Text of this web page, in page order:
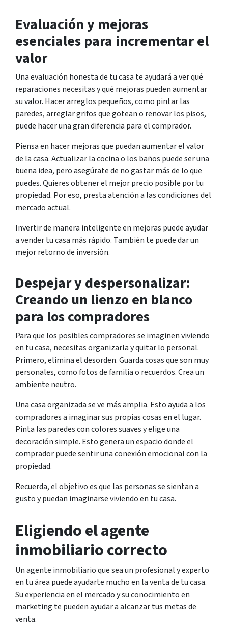
Evaluación y mejoras
esenciales para incrementar el
valor
Una evaluación honesta de tu casa te ayudará a ver qué
reparaciones necesitas y qué mejoras pueden aumentar
su valor. Hacer arreglos pequeños, como pintar las
paredes, arreglar grifos que gotean o renovar los pisos,
puede hacer una gran diferencia para el comprador.
Piensa en hacer mejoras que puedan aumentar el valor
de la casa. Actualizar la cocina o los baños puede ser una
buena idea, pero asegúrate de no gastar más de lo que
puedes. Quieres obtener el mejor precio posible por tu
propiedad. Por eso, presta atención a las condiciones del
mercado actual.
Invertir de manera inteligente en mejoras puede ayudar
a vender tu casa más rápido. También te puede dar un
mejor retorno de inversión.
Despejar y despersonalizar:
Creando un lienzo en blanco
para los compradores
Para que los posibles compradores se imaginen viviendo
en tu casa, necesitas organizarla y quitar lo personal.
Primero, elimina el desorden. Guarda cosas que son muy
personales, como fotos de familia o recuerdos. Crea un
ambiente neutro.
Una casa organizada se ve más amplia. Esto ayuda a los
compradores a imaginar sus propias cosas en el lugar.
Pinta las paredes con colores suaves y elige una
decoración simple. Esto genera un espacio donde el
comprador puede sentir una conexión emocional con la
propiedad.
Recuerda, el objetivo es que las personas se sientan a
gusto y puedan imaginarse viviendo en tu casa.
Eligiendo el agente
inmobiliario correcto
Un agente inmobiliario que sea un profesional y experto
en tu área puede ayudarte mucho en la venta de tu casa.
Su experiencia en el mercado y su conocimiento en
marketing te pueden ayudar a alcanzar tus metas de
venta.